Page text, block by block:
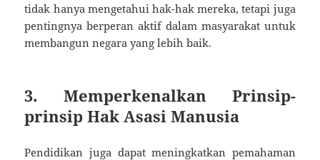
tidak hanya mengetahui hak-hak mereka, tetapi juga
pentingnya berperan aktif dalam masyarakat untuk
membangun negara yang lebih baik.
3. Memperkenalkan Prinsip-
prinsip Hak Asasi Manusia
Pendidikan juga dapat meningkatkan pemahaman